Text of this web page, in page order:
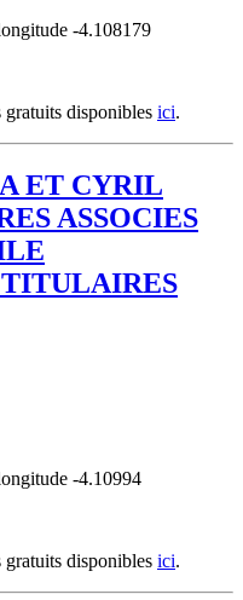
-4.108179
gratuits disponibles ici.
ET CYRIL
ASSOCIES
-4.10994
gratuits disponibles ici.